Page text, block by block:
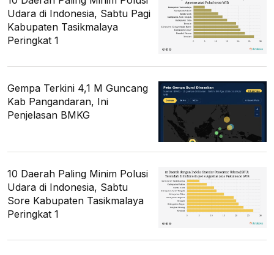
Udara di Indonesia, Sabtu Pagi
Kabupaten Tasikmalaya
Peringkat 1
Gempa Terkini 4,1 M Guncang
Kab Pangandaran, Ini
Penjelasan BMKG
10 Daerah Paling Minim Polusi
Udara di Indonesia, Sabtu
Sore Kabupaten Tasikmalaya
Peringkat 1